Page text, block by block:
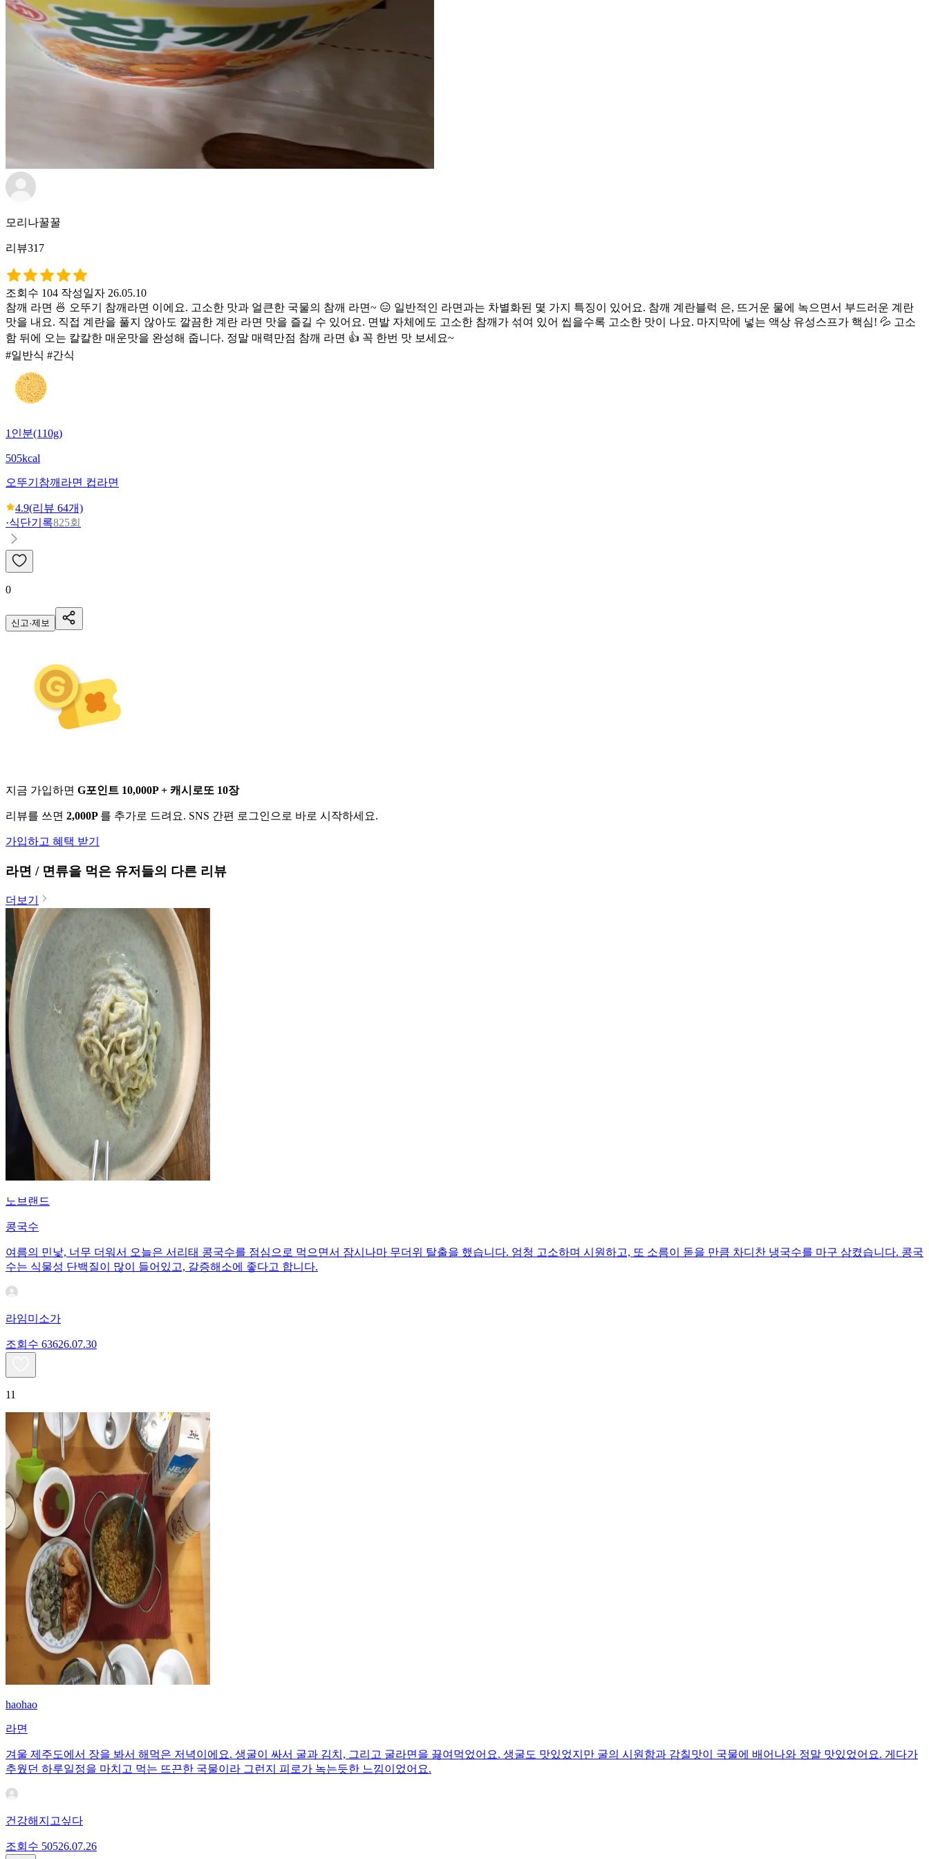
모리나꿀꿀
리뷰317
조회수 104 작성일자 26.05.10
참깨 라면 🍜 오뚜기 참깨라면 이에요. 고소한 맛과 얼큰한 국물의 참깨 라면~ 😑 일반적인 라면과는 차별화된 몇 가지 특징이 있어요. 참깨 계란블럭 은, 뜨거운 물에 녹으면서 부드러운 계란
맛을 내요. 직접 계란을 풀지 않아도 깔끔한 계란 라면 맛을 즐길 수 있어요. 면발 자체에도 고소한 참깨가 섞여 있어 씹을수록 고소한 맛이 나요. 마지막에 넣는 액상 유성스프가 핵심! 💦 고소
함 뒤에 오는 칼칼한 매운맛을 완성해 줍니다. 정말 매력만점 참깨 라면 👍 꼭 한번 맛 보세요~
#일반식 #간식
1인분(110g)
505kcal
오뚜기 참깨라면 컵라면
4.9(리뷰 64개)
·식단기록825회
0
신고·제보
지금 가입하면 G포인트 10,000P + 캐시로또 10장
리뷰를 쓰면 2,000P 를 추가로 드려요. SNS 간편 로그인으로 바로 시작하세요.
가입하고 혜택 받기
라면 / 면류을 먹은 유저들의 다른 리뷰
더보기
노브랜드
콩국수
여름의 민낯, 너무 더워서 오늘은 서리태 콩국수를 점심으로 먹으면서 잠시나마 무더위 탈출을 했습니다. 엄청 고소하며 시원하고, 또 소름이 돋을 만큼 차디찬 냉국수를 마구 삼켰습니다. 콩국
수는 식물성 단백질이 많이 들어있고, 갈증해소에 좋다고 합니다.
라임미소가
조회수 63626.07.30
11
haohao
라면
겨울 제주도에서 장을 봐서 해먹은 저녁이에요. 생굴이 싸서 굴과 김치, 그리고 굴라면을 끓여먹었어요. 생굴도 맛있었지만 굴의 시원함과 감칠맛이 국물에 배어나와 정말 맛있었어요. 게다가
추웠던 하루일정을 마치고 먹는 뜨끈한 국물이라 그런지 피로가 녹는듯한 느낌이었어요.
건강해지고싶다
조회수 50526.07.26